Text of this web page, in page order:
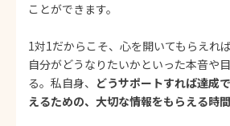
ことができます。
1対1だからこそ、心を開いてもらえれ
自分がどうなりたいかといった本音や
る。私自身、 どうサポートすれば達成
えるための、大切な情報をもらえる時間